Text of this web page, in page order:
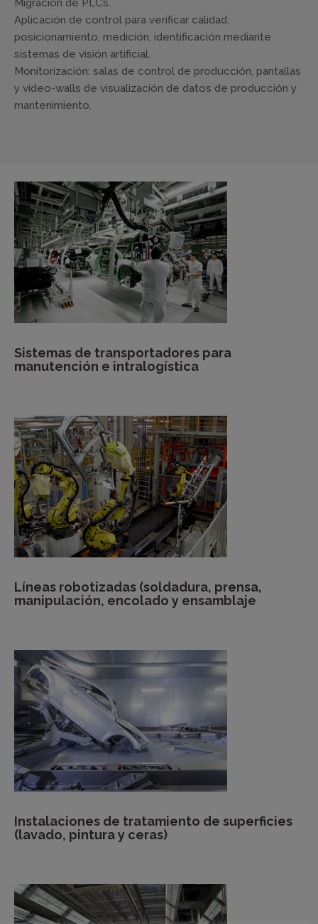
Migración de PLC’s.
Aplicación de control para verificar calidad,
posicionamiento, medición, identificación mediante
sistemas de visión artificial.
Monitorización: salas de control de producción, pantallas
y video-walls de visualización de datos de producción y
mantenimiento.
Sistemas de transportadores para
manutención e intralogística
Líneas robotizadas (soldadura, prensa,
manipulación, encolado y ensamblaje
Instalaciones de tratamiento de superficies
(lavado, pintura y ceras)